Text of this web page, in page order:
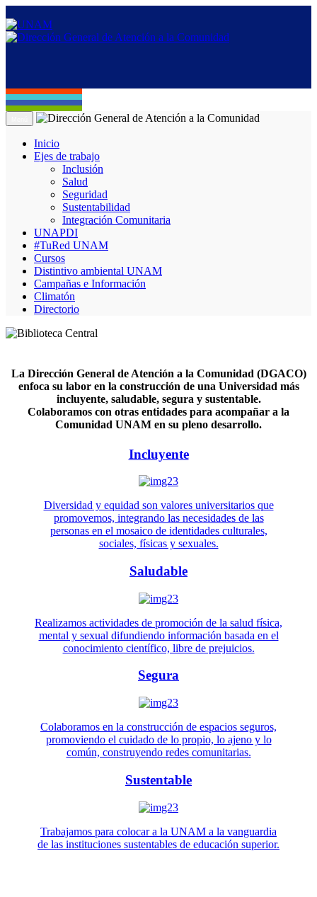
Inicio
Ejes de trabajo
Inclusión
Salud
Seguridad
Sustentabilidad
Integración Comunitaria
UNAPDI
#TuRed UNAM
Cursos
Distintivo ambiental UNAM
Campañas e Información
Climatón
Directorio
La Dirección General de Atención a la Comunidad (DGACO)
enfoca su labor en la construcción de una Universidad más
incluyente, saludable, segura y sustentable.
Colaboramos con otras entidades para acompañar a la
Comunidad UNAM en su pleno desarrollo.
Incluyente
Diversidad y equidad son valores universitarios que
promovemos, integrando las necesidades de las
personas en el mosaico de identidades culturales,
sociales, físicas y sexuales.
Saludable
Realizamos actividades de promoción de la salud física,
mental y sexual difundiendo información basada en el
conocimiento científico, libre de prejuicios.
Segura
Colaboramos en la construcción de espacios seguros,
promoviendo el cuidado de lo propio, lo ajeno y lo
común, construyendo redes comunitarias.
Sustentable
Trabajamos para colocar a la UNAM a la vanguardia
de las instituciones sustentables de educación superior.